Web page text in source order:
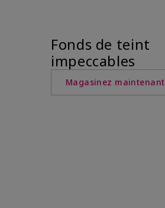
Fonds de teint
impeccables
Magasinez maintenant